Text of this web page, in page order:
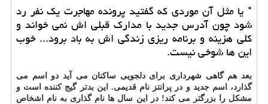
* یا مثل آن موردی که گفتید پرونده مهاجرت یک نفر رد
شود چون آدرس جدید با مدارک قبلی اش نمی خواند و
کلی هزینه و برنامه ریزی زندگی اش به باد برود... خوب
این ها شوخی نیست.
بعد هم گاهی شهرداری برای دلجویی ساکنان می آید دو اسم می
گذارد، اسم جدید و در پرانتز نام قدیمی. این بدتر گیج کننده است و
مشکل را بزرگتر می کند! در این سال ها نام گذاری به نام اشخاص